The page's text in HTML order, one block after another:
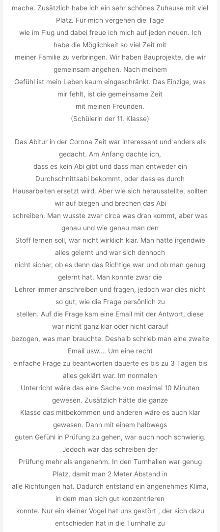
mache. Zusätzlich habe ich ein sehr schönes Zuhause mit viel
Platz. Für mich vergehen die Tage
wie im Flug und dabei freue ich mich auf jeden neuen. Ich
habe die Möglichkeit so viel Zeit mit
meiner Familie zu verbringen. Wir haben Bauprojekte, die wir
gemeinsam angehen. Nach meinem
Gefühl ist mein Leben kaum eingeschränkt. Das Einzige, was
mir fehlt, ist die gemeinsame Zeit
mit meinen Freunden.
(Schülerin der 11. Klasse)
Das Abitur in der Corona Zeit war interessant und anders als
gedacht. Am Anfang dachte ich,
dass es kein Abi gibt und dass man entweder ein
Durchschnittsabi bekommt, oder dass es durch
Hausarbeiten ersetzt wird. Aber wie sich herausstellte, sollten
wir auf biegen und brechen das Abi
schreiben. Man wusste zwar circa was dran kommt, aber was
genau und wie genau man den
Stoff lernen soll, war nicht wirklich klar. Man hatte irgendwie
alles gelernt und war sich dennoch
nicht sicher, ob es denn das Richtige war und ob man genug
gelernt hat. Man konnte zwar die
Lehrer immer anschreiben und fragen, jedoch war dies nicht
so gut, wie die Frage persönlich zu
stellen. Auf die Frage kam eine Email mit der Antwort, diese
war nicht ganz klar oder nicht darauf
bezogen, was man brauchte. Deshalb schrieb man eine zweite
Email usw…. Um eine recht
einfache Frage zu beantworten dauerte es bis zu 3 Tagen bis
alles geklärt war. Im normalen
Unterricht wäre das eine Sache von maximal 10 Minuten
gewesen. Zusätzlich hätte die ganze
Klasse das mitbekommen und anderen wäre es auch klar
gewesen. Dann mit einem halbwegs
guten Gefühl in Prüfung zu gehen, war auch noch schwierig.
Jedoch war das schreiben der
Prüfung mehr als angenehm. In den Turnhallen war genug
Platz, damit man 2 Meter Abstand in
alle Richtungen hat. Dadurch entstand ein angenehmes Klima,
in dem man sich gut konzentrieren
konnte. Nur ein kleiner Vogel hat uns gestört , der sich dazu
entschieden hat in die Turnhalle zu